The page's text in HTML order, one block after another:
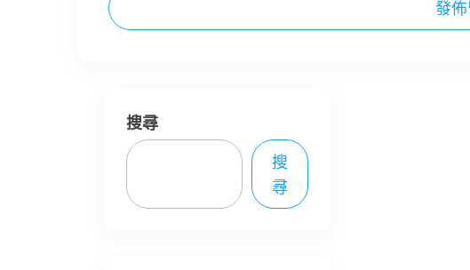
搜尋
搜
尋